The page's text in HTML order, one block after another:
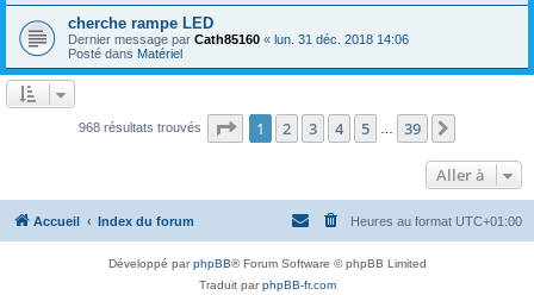
cherche rampe LED
Dernier message par Cath85160 « lun. 31 déc. 2018 14:06
Posté dans Matériel
968 résultats trouvés Page 1sur39
1 2 3 4 5 39
Aller à
Accueil Index du forum Heures au format UTC+01:00
Développé parphpBB® Forum Software © phpBB Limited
Traduit parphpBB-fr.com